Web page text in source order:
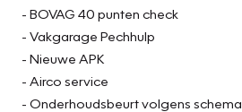
- BOVAG 40 punten check
- Vakgarage Pechhulp
- Nieuwe APK
- Airco service
- Onderhoudsbeurt volgens schema